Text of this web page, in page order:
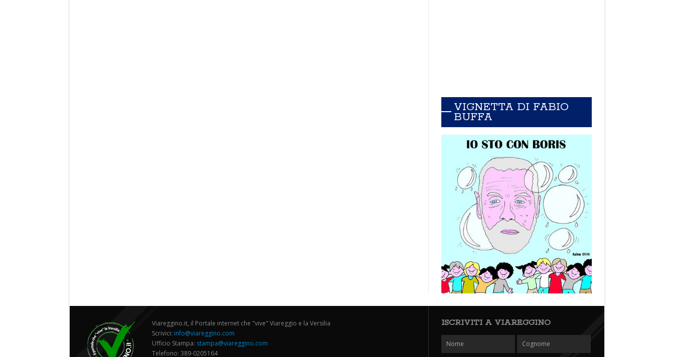
VIGNETTA DI FABIO
BUFFA
Viareggino.it, il Portale internet che "vive" Viareggio e la Versilia
Scrivici: info@viareggino.com
Ufficio Stampa: stampa@viareggino.com
Telefono: 389-0205164
ISCRIVITI A VIAREGGINO